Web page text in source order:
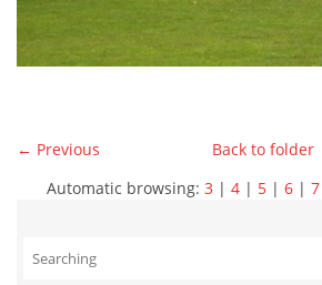
← Previous
Back to folder
Automatic browsing: 3 | 4 | 5 | 6 | 7